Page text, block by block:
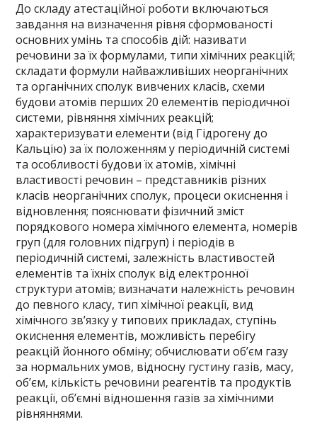
До складу атестаційної роботи включаються
завдання на визначення рівня сформованості
основних умінь та способів дій: називати
речовини за їх формулами, типи хімічних реакцій;
складати формули найважливіших неорганічних
та органічних сполук вивчених класів, схеми
будови атомів перших 20 елементів періодичної
системи, рівняння хімічних реакцій;
характеризувати елементи (від Гідрогену до
Кальцію) за їх положенням у періодичній системі
та особливості будови їх атомів, хімічні
властивості речовин – представників різних
класів неорганічних сполук, процеси окиснення і
відновлення; пояснювати фізичний зміст
порядкового номера хімічного елемента, номерів
груп (для головних підгруп) і періодів в
періодичній системі, залежність властивостей
елементів та їхніх сполук від електронної
структури атомів; визначати належність речовин
до певного класу, тип хімічної реакції, вид
хімічного зв’язку у типових прикладах, ступінь
окиснення елементів, можливість перебігу
реакцій йонного обміну; обчислювати об’єм газу
за нормальних умов, відносну густину газів, масу,
об’єм, кількість речовини реагентів та продуктів
реакції, об’ємні відношення газів за хімічними
рівняннями.